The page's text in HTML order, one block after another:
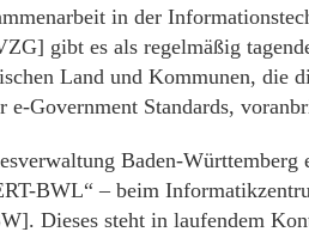
in der
gibt es als regelmäßig
Land und Kommunen, die
e-Government Standards,
Baden-Württemberg
BWL“ – beim
Dieses steht in laufendem